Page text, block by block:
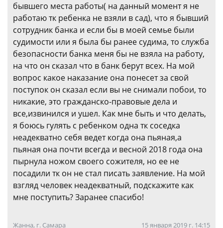
бывшего места работы( на данный момент я не
работаю тк ребенка не взяли в сад), что я бывший
сотрудник банка и если бы в моей семье были
судимости или я была бы ранее судима, то служба
безопасности банка меня бы не взяла на работу,
на что он сказал что в банк берут всех. На мой
вопрос какое наказание она понесет за свой
поступок он сказал если вы не снимали побои, то
никакие, это гражданско-правовые дела и
все,извинился и ушел. Как мне быть и что делать,
я боюсь гулять с ребенком одна тк соседка
неадекватно себя ведет когда она пьяная,а
пьяная она почти всегда и весной 2018 года она
пырнула ножом своего сожителя, но ее не
посадили тк он не стал писать заявление. На мой
взгляд человек неадекватный, подскажите как
мне поступить? Заранее спасибо!
Жанна, г. Самара 15 января 2019 г. 14:15